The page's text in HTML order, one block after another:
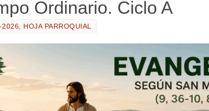
Ordinario. Ciclo A
2026, HOJA PARROQUIAL